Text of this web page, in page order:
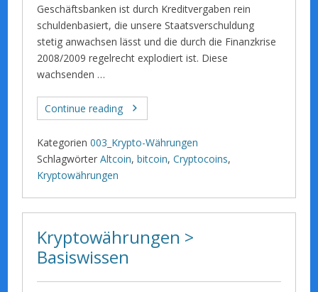
Geschäftsbanken ist durch Kreditvergaben rein
schuldenbasiert, die unsere Staatsverschuldung
stetig anwachsen lässt und die durch die Finanzkrise
2008/2009 regelrecht explodiert ist. Diese
wachsenden …
Continue reading
Kategorien 003_Krypto-Währungen
Schlagwörter Altcoin,bitcoin,Cryptocoins,
Kryptowährungen
Kryptowährungen >
Basiswissen